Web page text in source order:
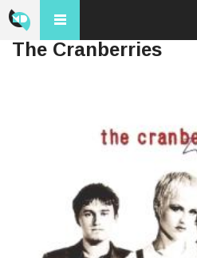
The Cranberries